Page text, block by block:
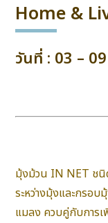
Home &
วันที่ : 03 –
มุ้งม้วน IN NET ชนิ
ระหว่างมุ้งและกรอ
แมลง ควบคู่กับการ